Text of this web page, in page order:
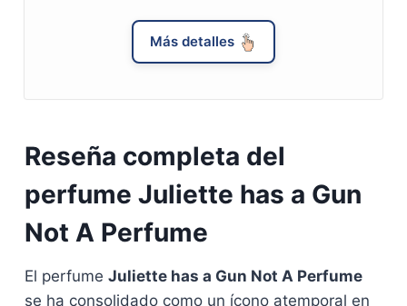
Más detalles
Reseña completa del
perfume Juliette has a Gun
Not A Perfume
El perfume Juliette has a Gun Not A Perfume
se ha consolidado como un ícono atemporal en